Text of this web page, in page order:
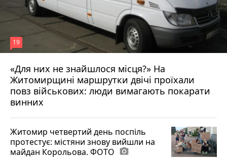
«Для них не знайшлося місця?» На
Житомирщині маршрутки двічі проїхали
повз військових: люди вимагають покарати
винних
19
17 липня 2026 р.
Житомир четвертий день поспіль
протестує: містяни знову вийшли на
майдан Корольова. ФОТО photo_camera